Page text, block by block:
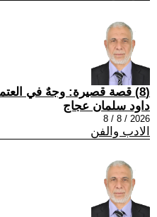
(8) قصة قصيرة: وجهٌ في العتمة
داود سلمان عجاج
2026 / 8 / 8
الادب والفن